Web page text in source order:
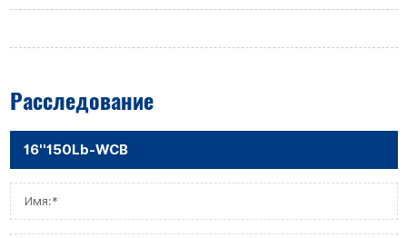
Расследование